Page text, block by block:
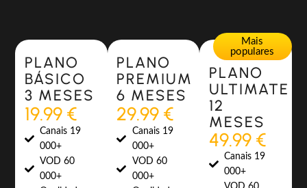
Most Popular
PLANO
BÁSICO
3 MESES
19.99 €
Canais 19
000+
VOD 60
000+
Most Popular
PLANO
PREMIUM
6 MESES
29.99 €
Canais 19
000+
VOD 60
000+
Mais
populares
PLANO
ULTIMATE
12
MESES
49.99 €
Canais 19
000+